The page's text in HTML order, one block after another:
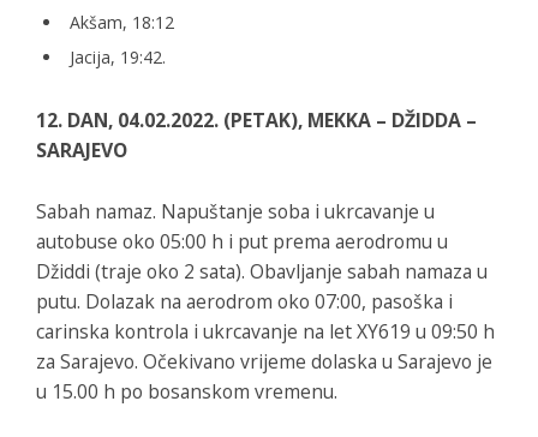
Akšam, 18:12
Jacija, 19:42.
12. DAN, 04.02.2022. (PETAK), MEKKA – DŽIDDA –
SARAJEVO
Sabah namaz. Napuštanje soba i ukrcavanje u
autobuse oko 05:00 h i put prema aerodromu u
Džiddi (traje oko 2 sata). Obavljanje sabah namaza u
putu. Dolazak na aerodrom oko 07:00, pasoška i
carinska kontrola i ukrcavanje na let XY619 u 09:50 h
za Sarajevo. Očekivano vrijeme dolaska u Sarajevo je
u 15.00 h po bosanskom vremenu.